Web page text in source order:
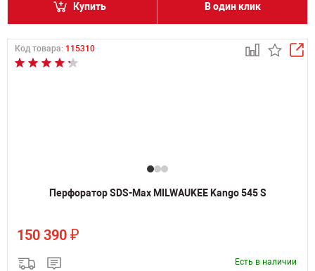
Купить В один клик
Код товара: 115310
Перфоратор SDS-Max MILWAUKEE Kango 545 S
150 390 ₽
Есть в наличии